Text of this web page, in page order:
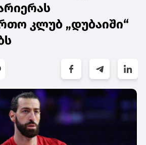
კლუბ „დუბაიში“